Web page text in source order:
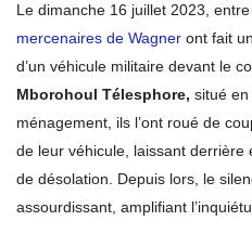
Le dimanche 16 juillet 2023,
mercenaires de Wagner ont fait
d’un véhicule militaire devant le
Mborohoul Télesphore, situé
ménagement, ils l’ont roué de
de leur véhicule, laissant derrière
de désolation. Depuis lors, le
assourdissant, amplifiant